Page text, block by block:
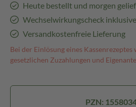
Heute bestellt und morgen
Wechselwirkungscheck inklusive
Versandkostenfreie Lieferung
Bei der Einlösung eines
gesetzlichen Zuzahlungen und
PZN: